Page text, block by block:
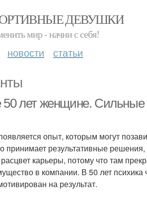
ДЕВУШКИ
мир - начни с себя!
новости статьи
50 лет женщине. Сильные
опыт, которым могут
принимает результативные
расцвет карьеры, потому что там
в компании. В 50 лет психика
на результат.